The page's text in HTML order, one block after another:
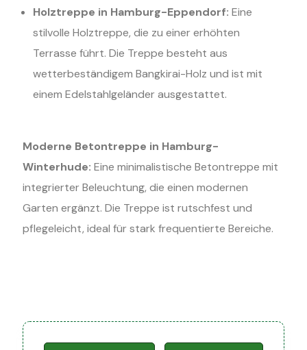
Holztreppe in Hamburg-Eppendorf: Eine
stilvolle Holztreppe, die zu einer erhöhten
Terrasse führt. Die Treppe besteht aus
wetterbeständigem Bangkirai-Holz und ist mit
einem Edelstahlgeländer ausgestattet.
Moderne Betontreppe in Hamburg-
Winterhude: Eine minimalistische Betontreppe mit
integrierter Beleuchtung, die einen modernen
Garten ergänzt. Die Treppe ist rutschfest und
pflegeleicht, ideal für stark frequentierte Bereiche.